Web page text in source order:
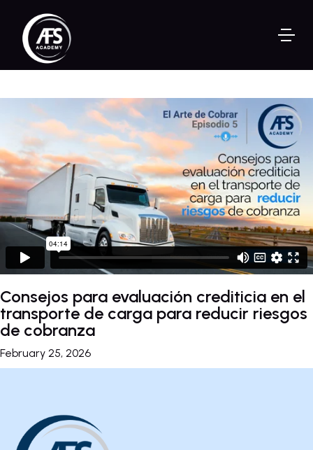
Consejos para evaluación crediticia en el
transporte de carga para reducir riesgos
de cobranza
February 25, 2026